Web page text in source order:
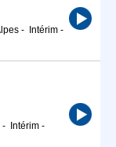
- Intérim -
- Intérim -